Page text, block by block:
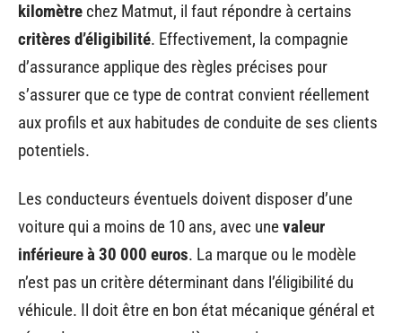
kilomètre chez Matmut, il faut répondre à certains
critères d’éligibilité. Effectivement, la compagnie
d’assurance applique des règles précises pour
s’assurer que ce type de contrat convient réellement
aux profils et aux habitudes de conduite de ses clients
potentiels.
Les conducteurs éventuels doivent disposer d’une
voiture qui a moins de 10 ans, avec unevaleur
inférieure à 30 000 euros. La marque ou le modèle
n’est pas un critère déterminant dans l’éligibilité du
véhicule. Il doit être en bon état mécanique général et